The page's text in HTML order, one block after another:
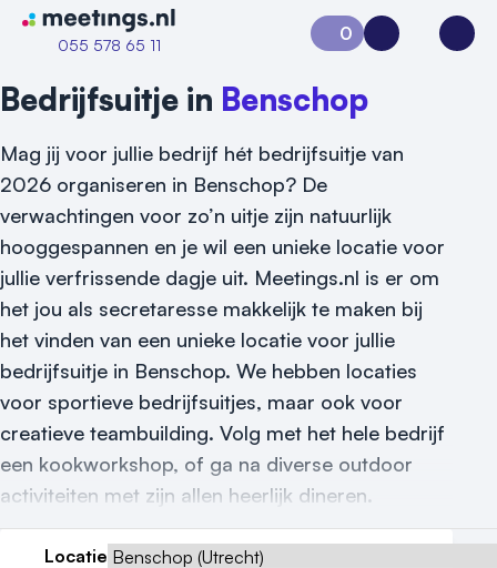
Naar home van Meetings
055 578 65 11
Vraag locatie aan
Locatiegids
Meld locatie aan
Nieuws
Reviews (5⭐️)
Contact
0
Aanvraag 0Inloggen
Bedrijfsuitje in Benschop
Mag jij voor jullie bedrijf hét bedrijfsuitje van
2026 organiseren in Benschop? De
verwachtingen voor zo’n uitje zijn natuurlijk
hooggespannen en je wil een unieke locatie voor
jullie verfrissende dagje uit. Meetings.nl is er om
het jou als secretaresse makkelijk te maken bij
het vinden van een unieke locatie voor jullie
bedrijfsuitje in Benschop. We hebben locaties
voor sportieve bedrijfsuitjes, maar ook voor
creatieve teambuilding. Volg met het hele bedrijf
een kookworkshop, of ga na diverse outdoor
activiteiten met zijn allen heerlijk dineren.
Locatie